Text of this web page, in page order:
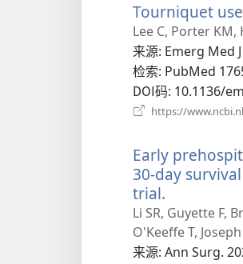
Tourniquet
Lee C, Porter KM,
来源‎: Emerg Med
检索‎: PubMed
DOI码‎: 10.1136/
https://
Early
30-day
trial.
开
新
窗
Li SR, Guyette F,
O'Keeffe T,
来源‎: Ann Surg.